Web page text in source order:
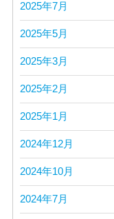
2025年7月
2025年5月
2025年3月
2025年2月
2025年1月
2024年12月
2024年10月
2024年7月